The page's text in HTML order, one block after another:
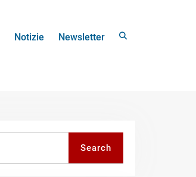
Notizie Newsletter
Search